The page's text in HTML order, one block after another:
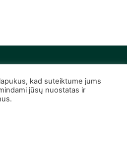
Visos teisės saugomos
kad suteiktume jums
jūsų nuostatas ir